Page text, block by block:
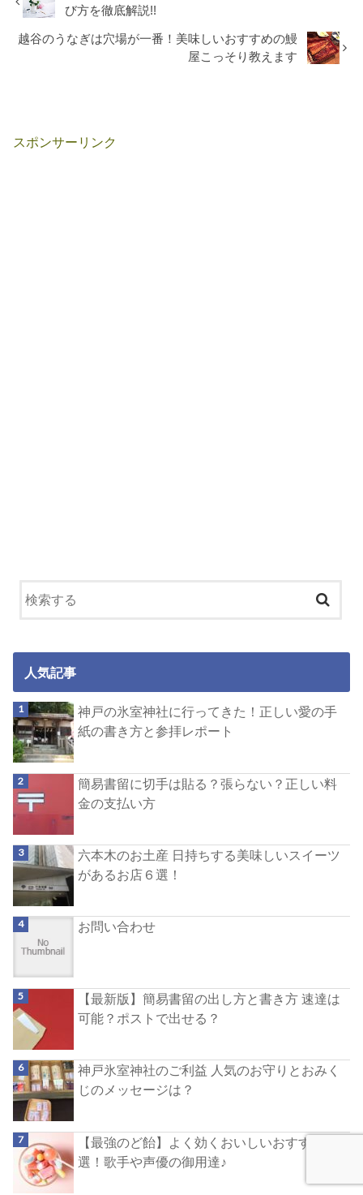
び方を徹底解説!!
越谷のうなぎは穴場が一番！美味しいおすすめの鰻
屋こっそり教えます
スポンサーリンク
人気記事
神戸の氷室神社に行ってきた！正しい愛の手
紙の書き方と参拝レポート
簡易書留に切手は貼る？張らない？正しい料
金の支払い方
六本木のお土産 日持ちする美味しいスイーツ
があるお店６選！
お問い合わせ
【最新版】簡易書留の出し方と書き方 速達は
可能？ポストで出せる？
神戸氷室神社のご利益 人気のお守りとおみく
じのメッセージは？
【最強のど飴】よく効くおいしいおすすめ４
選！歌手や声優の御用達♪